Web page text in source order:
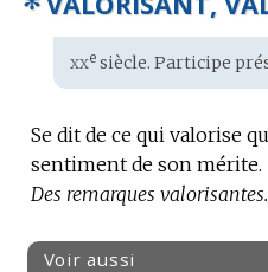
Étymologie
:
xxesiècle. Participe
Se dit de ce qui valorise
sentiment de son mérite.
Des remarques valorisantes.
Voir aussi